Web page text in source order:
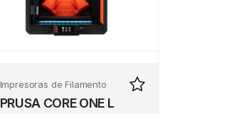
Impresoras de Filamento
PRUSA CORE ONE L